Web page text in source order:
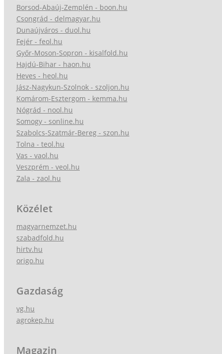
Borsod-Abaúj-Zemplén - boon.hu
Csongrád - delmagyar.hu
Dunaújváros - duol.hu
Fejér - feol.hu
Győr-Moson-Sopron - kisalfold.hu
Hajdú-Bihar - haon.hu
Heves - heol.hu
Jász-Nagykun-Szolnok - szoljon.hu
Komárom-Esztergom - kemma.hu
Nógrád - nool.hu
Somogy - sonline.hu
Szabolcs-Szatmár-Bereg - szon.hu
Tolna - teol.hu
Vas - vaol.hu
Veszprém - veol.hu
Zala - zaol.hu
Közélet
magyarnemzet.hu
szabadfold.hu
hirtv.hu
origo.hu
Gazdaság
vg.hu
agrokep.hu
Magazin